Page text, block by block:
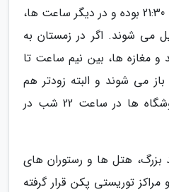
ساعت 08:30 صبح تا ساعت 21:30 بوده و در دیگر ساعت ها،
می شوند. اگر در زمستان به
و مغازه ها، بین نیم ساعت تا
می شوند و البته زودتر هم
تعطیل می شوند. تمام فروشگاه ها در ساعت 22 شب در
بزرگ، هتل ها و رستوران های
توریستی پکن قرار گرفته